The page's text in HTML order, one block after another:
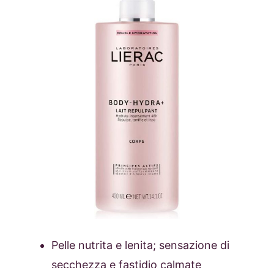
Pelle nutrita e lenita; sensazione di
secchezza e fastidio calmate